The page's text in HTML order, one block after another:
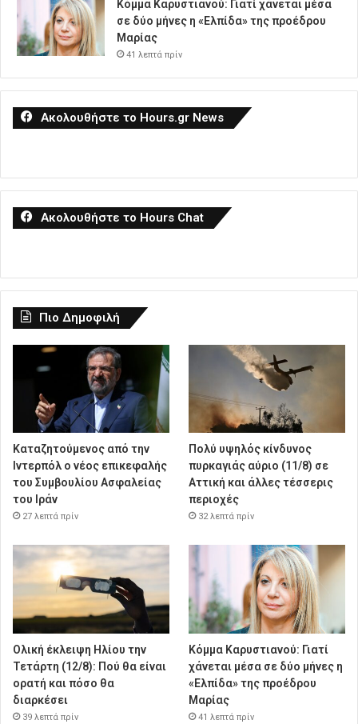
Κόμμα Καρυστιανού: Γιατί χάνεται μέσα
σε δύο μήνες η «Ελπίδα» της προέδρου
Μαρίας
41 λεπτά πρίν
Ακολουθήστε το Hours.gr News
Ακολουθήστε το Hours Chat
Πιο Δημοφιλή
Καταζητούμενος από την
Ιντερπόλ ο νέος επικεφαλής
του Συμβουλίου Ασφαλείας
του Ιράν
27 λεπτά πρίν
Πολύ υψηλός κίνδυνος
πυρκαγιάς αύριο (11/8) σε
Αττική και άλλες τέσσερις
περιοχές
32 λεπτά πρίν
Ολική έκλειψη Ηλίου την
Τετάρτη (12/8): Πού θα είναι
ορατή και πόσο θα
διαρκέσει
39 λεπτά πρίν
Κόμμα Καρυστιανού: Γιατί
χάνεται μέσα σε δύο μήνες η
«Ελπίδα» της προέδρου
Μαρίας
41 λεπτά πρίν